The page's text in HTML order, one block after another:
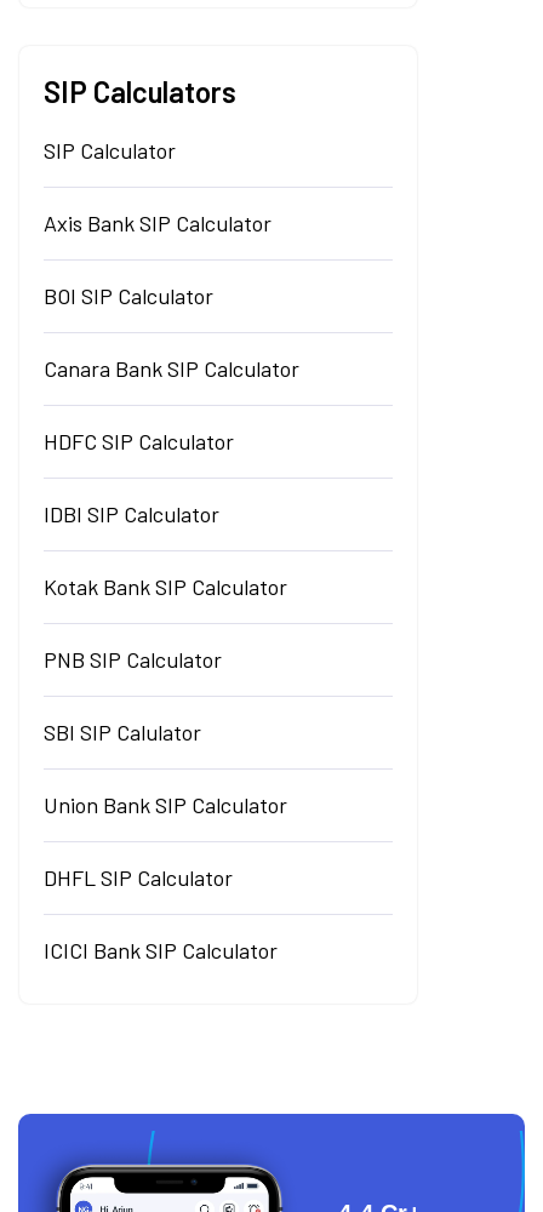
SIP Calculators
SIP Calculator
Axis Bank SIP Calculator
BOI SIP Calculator
Canara Bank SIP Calculator
HDFC SIP Calculator
IDBI SIP Calculator
Kotak Bank SIP Calculator
PNB SIP Calculator
SBI SIP Calulator
Union Bank SIP Calculator
DHFL SIP Calculator
ICICI Bank SIP Calculator